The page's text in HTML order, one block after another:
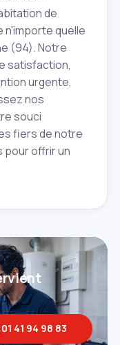
de
n'importe quelle
(94). Notre
satisfaction,
urgente,
nos
souci
fiers de notre
pour offrir un
01 41 94 98 83